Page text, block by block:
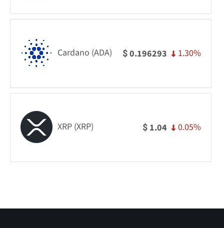
Cardano (ADA) $0.196293 1.30%
XRP (XRP) $ 1.04 0.05%